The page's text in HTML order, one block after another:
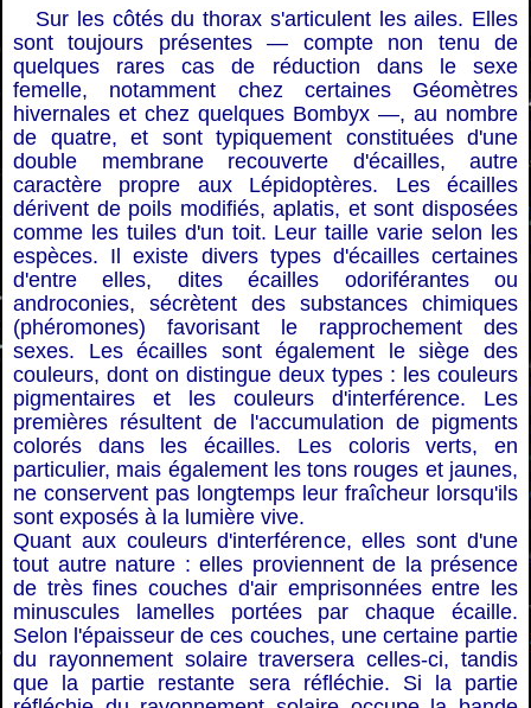
Sur les côtés du thorax s'articulent les ailes. Elles
sont toujours présentes — compte non tenu de
quelques rares cas de réduction dans le sexe
femelle, notamment chez certaines Géomètres
hivernales et chez quelques Bombyx —, au nombre
de quatre, et sont typiquement constituées d'une
double membrane recouverte d'écailles, autre
caractère propre aux Lépidoptères. Les écailles
dérivent de poils modifiés, aplatis, et sont disposées
comme les tuiles d'un toit. Leur taille varie selon les
espèces. Il existe divers types d'écailles certaines
d'entre elles, dites écailles odoriférantes ou
androconies, sécrètent des substances chimiques
(phéromones) favorisant le rapprochement des
sexes. Les écailles sont également le siège des
couleurs, dont on distingue deux types : les couleurs
pigmentaires et les couleurs d'interférence. Les
premières résultent de l'accumulation de pigments
colorés dans les écailles. Les coloris verts, en
particulier, mais également les tons rouges et jaunes,
ne conservent pas longtemps leur fraîcheur lorsqu'ils
sont exposés à la lumière vive.
Quant aux couleurs d'interférence, elles sont d'une
tout autre nature : elles proviennent de la présence
de très fines couches d'air emprisonnées entre les
minuscules lamelles portées par chaque écaille.
Selon l'épaisseur de ces couches, une certaine partie
du rayonnement solaire traversera celles-ci, tandis
que la partie restante sera réfléchie. Si la partie